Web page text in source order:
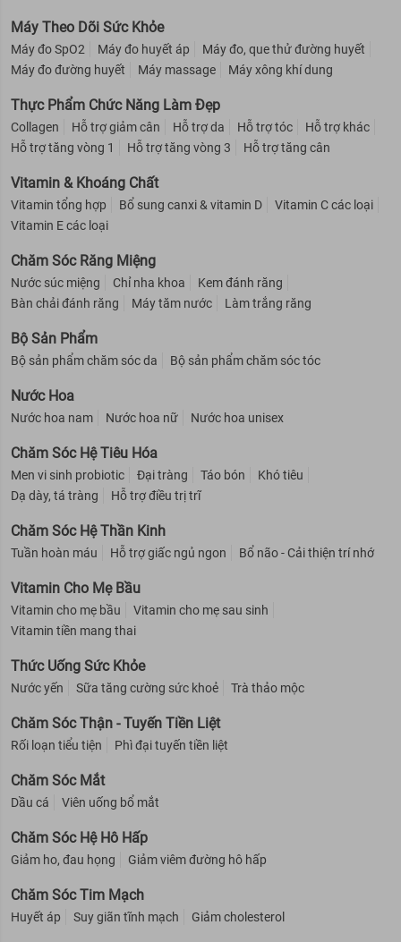
Máy Theo Dõi Sức Khỏe
Máy đo SpO2 Máy đo huyết áp
Máy đo, que thử đường huyết
Máy đo đường huyết
Máy massage Máy xông khí dung
Thực Phẩm Chức Năng Làm Đẹp
Collagen Hỗ trợ giảm cân Hỗ trợ da Hỗ trợ tóc
Hỗ trợ khác
Hỗ trợ tăng vòng 1
Hỗ trợ tăng vòng 3 Hỗ trợ tăng cân
Vitamin & Khoáng Chất
Vitamin tổng hợp Bổ sung canxi & vitamin D
Vitamin C các loại
Vitamin E các loại
Chăm Sóc Răng Miệng
Nước súc miệng Chỉ nha khoa
Kem đánh răng
Bàn chải đánh răng
Máy tăm nước Làm trắng răng
Bộ Sản Phẩm
Bộ sản phẩm chăm sóc da Bộ sản phẩm chăm sóc tóc
Nước Hoa
Nước hoa nam Nước hoa nữ Nước hoa unisex
Chăm Sóc Hệ Tiêu Hóa
Men vi sinh probiotic Đại tràng Táo bón
Khó tiêu
Dạ dày, tá tràng
Hỗ trợ điều trị trĩ
Chăm Sóc Hệ Thần Kinh
Tuần hoàn máu Hỗ trợ giấc ngủ ngon Bổ não - Cải thiện trí nhớ
Vitamin Cho Mẹ Bầu
Vitamin cho mẹ bầu
Vitamin cho mẹ sau sinh
Vitamin tiền mang thai
Thức Uống Sức Khỏe
Nước yến Sữa tăng cường sức khoẻ Trà thảo mộc
Chăm Sóc Thận - Tuyến Tiền Liệt
Rối loạn tiểu tiện Phì đại tuyến tiền liệt
Chăm Sóc Mắt
Dầu cá Viên uống bổ mắt
Chăm Sóc Hệ Hô Hấp
Giảm ho, đau họng Giảm viêm đường hô hấp
Chăm Sóc Tim Mạch
Huyết áp Suy giãn tĩnh mạch Giảm cholesterol